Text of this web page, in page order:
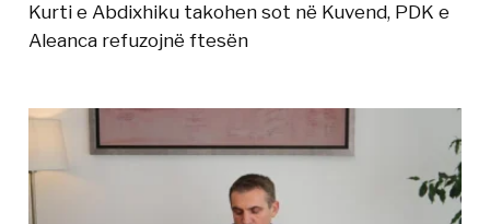
Kurti e Abdixhiku takohen sot në Kuvend, PDK e
Aleanca refuzojnë ftesën